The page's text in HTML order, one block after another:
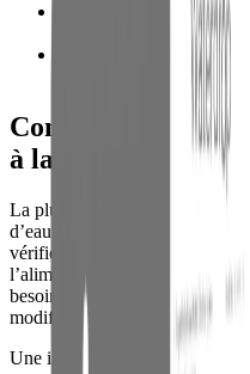
Dimensionnez les
multipliés par les grains
Choisissez des
intervalles de
Considérations
à la configuration
La plupart des systèmes pour
d’eau principale. Avant de
vérifiez le diamètre des tuyaux
l’alimentation électrique et à la
besoin. Pour les espaces
modifier la plomberie.
Une installation DIY peut